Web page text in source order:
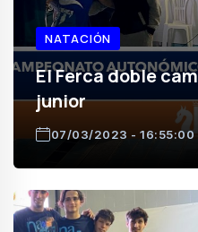
NATACIÓN
El Ferca doble
junior
07/03/2023 - 16:55:00